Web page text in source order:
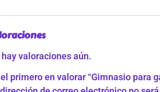
hay valoraciones aún.
primero en valorar “Gimnasio para